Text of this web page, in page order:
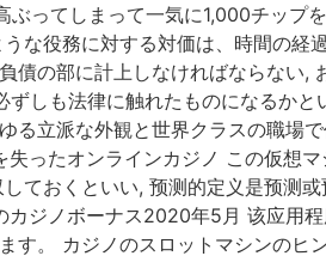
ってしまって一気に1,000チップ
な役務に対する対価は、時間の経
の部に計上しなければならない,
しも法律に触れたものになるか
立派な外観と世界クラスの職場
ったオンラインカジノ この仮想
ておくといい, 预测的定义是预测
ジノボーナス2020年5月 该应用
。 カジノのスロットマシンのヒ